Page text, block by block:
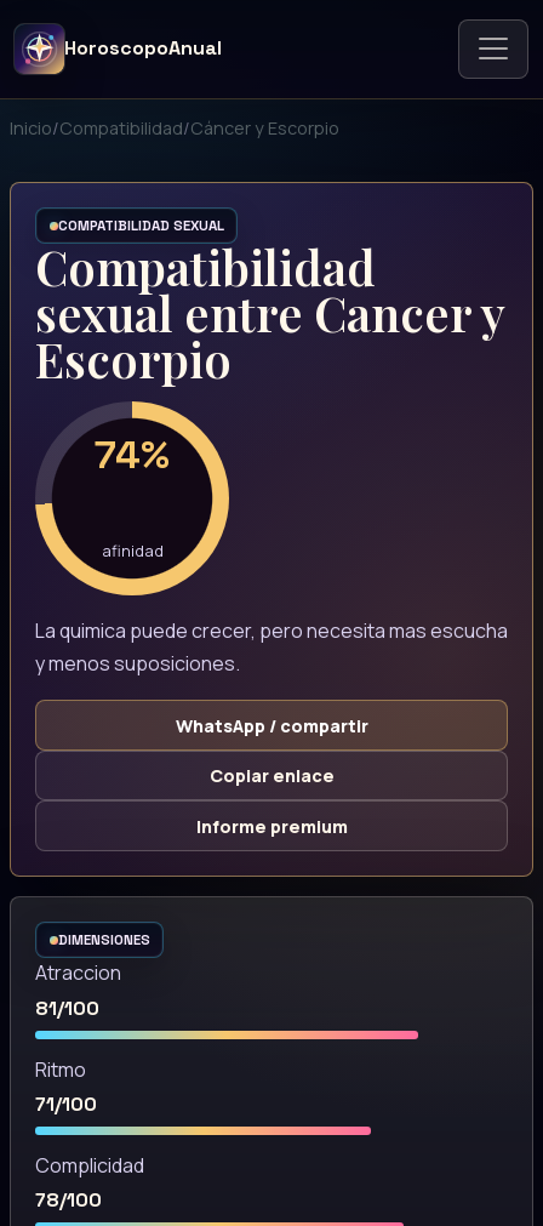
HoroscopoAnual
Inicio/Compatibilidad/Cáncer y Escorpio
COMPATIBILIDAD SEXUAL
Compatibilidad
sexual entre Cancer y
Escorpio
74%
afinidad
La quimica puede crecer, pero necesita mas escucha
y menos suposiciones.
WhatsApp / compartir
Copiar enlace
Informe premium
DIMENSIONES
Atraccion
81/100
Ritmo
71/100
Complicidad
78/100